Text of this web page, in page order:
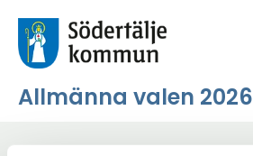
Allmänna valen 2026